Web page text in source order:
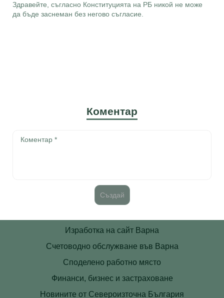
Здравейте, съгласно Конституцията на РБ никой не може
да бъде заснеман без негово съгласие.
Коментар
Изработка на сайт Варна
Счетоводно обслужване във Варна
Споделено работно място
Финанси, бизнес и застраховане
Новините от Североизточна България